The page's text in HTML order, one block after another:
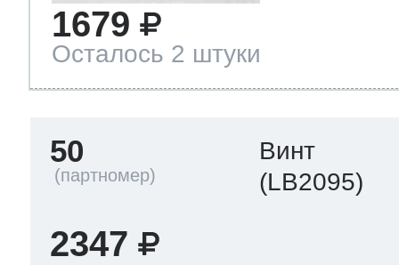
1679
Осталось 2 штуки
50
Винт
(LB2095)
2347